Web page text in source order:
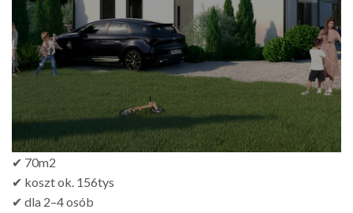
✔ 70m2
✔ koszt ok. 156tys
✔ dla 2–4 osób